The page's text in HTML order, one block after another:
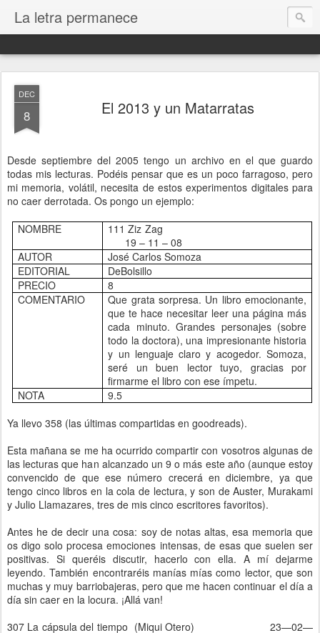
La letra permanece
DEC
8 El 2013 y un Matarratas
Desde septiembre del 2005 tengo un archivo en el que guardo
todas mis lecturas. Podéis pensar que es un poco farragoso, pero
mi memoria, volátil, necesita de estos experimentos digitales para
no caer derrotada. Os pongo un ejemplo:
NOMBRE
111 Ziz Zag
19 – 11 – 08
AUTOR
José Carlos Somoza
EDITORIAL
DeBolsillo
PRECIO
8
COMENTARIO
Que grata sorpresa. Un libro emocionante,
que te hace necesitar leer una página más
cada minuto. Grandes personajes (sobre
todo la doctora), una impresionante historia
y un lenguaje claro y acogedor. Somoza,
seré un buen lector tuyo, gracias por
firmarme el libro con ese ímpetu.
NOTA
9.5
Ya llevo 358 (las últimas compartidas en goodreads).
Esta mañana se me ha ocurrido compartir con vosotros algunas de
las lecturas que han alcanzado un 9 o más este año (aunque estoy
convencido de que ese número crecerá en diciembre, ya que
tengo cinco libros en la cola de lectura, y son de Auster, Murakami
y Julio Llamazares, tres de mis cinco escritores favoritos).
Antes he de decir una cosa: soy de notas altas, esa memoria que
os digo solo procesa emociones intensas, de esas que suelen ser
positivas. Si queréis discutir, hacerlo con ella. A mí dejarme
leyendo. También encontraréis manías mías como lector, que son
muchas y muy barriobajeras, pero que me hacen continuar el día a
día sin caer en la locura. ¡Allá van!
307 La cápsula del tiempo (Miqui Otero) 23—02—